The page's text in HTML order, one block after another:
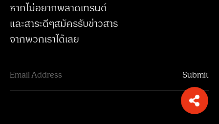
หากไม่อยากพลาดเทรนด์
และสาระดีๆสมัครรับข่าวสาร
จากพวกเราได้เลย